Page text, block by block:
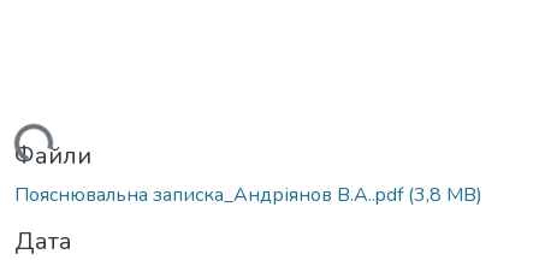
Вантажиться...
Файли
Пояснювальна записка_Андріянов В.А..pdf(3,8 MB)
Дата